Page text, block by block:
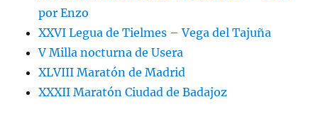
por Enzo
XXVI Legua de Tielmes – Vega del Tajuña
V Milla nocturna de Usera
XLVIII Maratón de Madrid
XXXII Maratón Ciudad de Badajoz